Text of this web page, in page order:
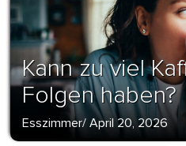
Kann zu viel
Folgen haben?
Esszimmer/ April 20, 2026